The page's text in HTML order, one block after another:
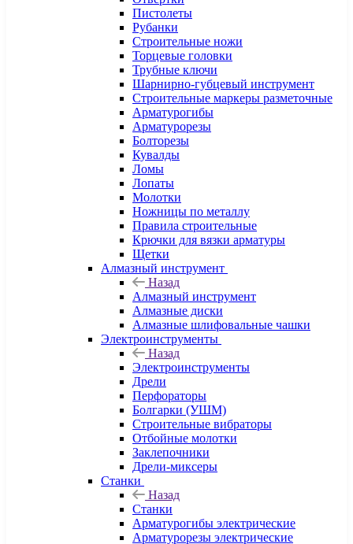
Пистолеты
Рубанки
Строительные ножи
Торцевые головки
Трубные ключи
Шарнирно-губцевый инструмент
Строительные маркеры разметочные
Арматурогибы
Арматурорезы
Болторезы
Кувалды
Ломы
Лопаты
Молотки
Ножницы по металлу
Правила строительные
Крючки для вязки арматуры
Щетки
Алмазный инструмент
Назад
Алмазный инструмент
Алмазные диски
Алмазные шлифовальные чашки
Электроинструменты
Назад
Электроинструменты
Дрели
Перфораторы
Болгарки (УШМ)
Строительные вибраторы
Отбойные молотки
Заклепочники
Дрели-миксеры
Станки
Назад
Станки
Арматурогибы электрические
Арматурорезы электрические